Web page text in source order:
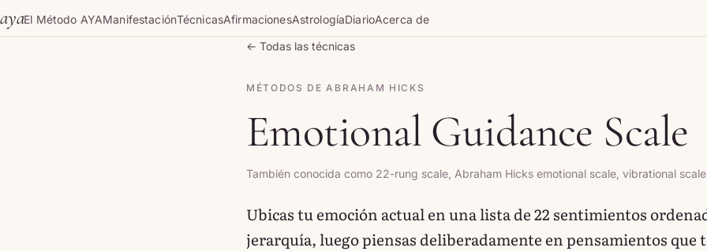
Skip to content
ayaEl Método AYAManifestaciónTécnicasAfirmacionesAstrologíaDiarioAcerca de
← Todas las técnicas
MÉTODOS DE ABRAHAM HICKS
Emotional Guidance Scale
También conocida como 22-rung scale, Abraham Hicks emotional scale, vibrational
Ubicas tu emoción actual en una lista de 22 sentimientos
jerarquía, luego piensas deliberadamente en pensamientos que